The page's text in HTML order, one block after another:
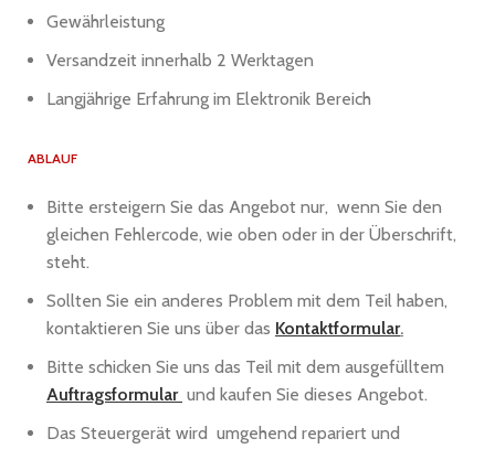
Gewährleistung
Versandzeit innerhalb 2 Werktagen
Langjährige Erfahrung im Elektronik Bereich
ABLAUF
Bitte ersteigern Sie das Angebot nur, wenn Sie den
gleichen Fehlercode, wie oben oder in der Überschrift,
steht.
Sollten Sie ein anderes Problem mit dem Teil haben,
kontaktieren Sie uns über das Kontaktformular.
Bitte schicken Sie uns das Teil mit dem ausgefülltem
Auftragsformular und kaufen Sie dieses Angebot.
Das Steuergerät wird umgehend repariert und